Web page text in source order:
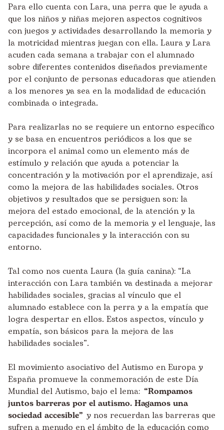
Para ello cuenta con Lara, una perra que le ayuda a
que los niños y niñas mejoren aspectos cognitivos
con juegos y actividades desarrollando la memoria y
la motricidad mientras juegan con ella. Laura y Lara
acuden cada semana a trabajar con el alumnado
sobre diferentes contenidos diseñados previamente
por el conjunto de personas educadoras que atienden
a los menores ya sea en la modalidad de educación
combinada o integrada.
Para realizarlas no se requiere un entorno específico
y se basa en encuentros periódicos a los que se
incorpora el animal como un elemento más de
estímulo y relación que ayuda a potenciar la
concentración y la motivación por el aprendizaje, así
como la mejora de las habilidades sociales. Otros
objetivos y resultados que se persiguen son: la
mejora del estado emocional, de la atención y la
percepción, así como de la memoria y el lenguaje, las
capacidades funcionales y la interacción con su
entorno.
Tal como nos cuenta Laura (la guía canina): “La
interacción con Lara también va destinada a mejorar
habilidades sociales, gracias al vínculo que el
alumnado establece con la perra y a la empatía que
logra despertar en ellos. Estos aspectos, vínculo y
empatía, son básicos para la mejora de las
habilidades sociales”.
El movimiento asociativo del Autismo en Europa y
España promueve la conmemoración de este Día
Mundial del Autismo, bajo el lema: “Rompamos
juntos barreras por el autismo. Hagamos una
sociedad accesible” y nos recuerdan las barreras que
sufren a menudo en el ámbito de la educación como